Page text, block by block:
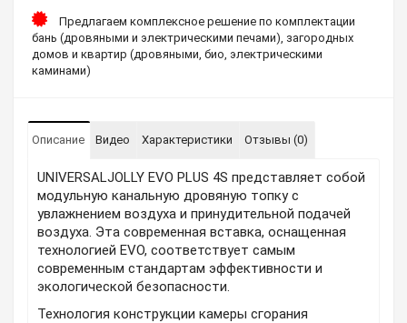
Предлагаем комплексное решение по комплектации
бань (дровяными и электрическими печами), загородных
домов и квартир (дровяными, био, электрическими
каминами)
Описание Видео Характеристики Отзывы (0)
UNIVERSALJOLLY EVO PLUS 4S представляет собой
модульную канальную дровяную топку с
увлажнением воздуха и принудительной подачей
воздуха. Эта современная вставка, оснащенная
технологией EVO, соответствует самым
современным стандартам эффективности и
экологической безопасности.
Технология конструкции камеры сгорания